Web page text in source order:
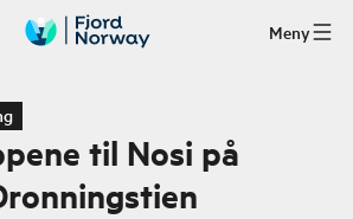
Meny
til Nosi på